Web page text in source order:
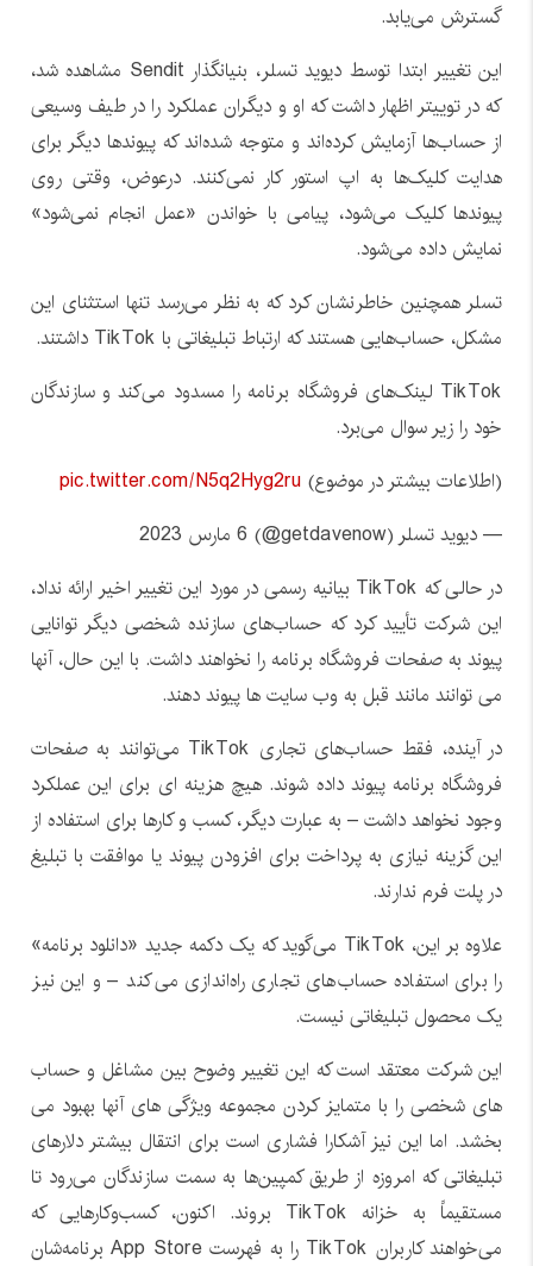
گسترش می‌یابد.
این تغییر ابتدا توسط دیوید تسلر، بنیانگذار Sendit مشاهده شد،
که در توییتر اظهار داشت که او و دیگران عملکرد را در طیف وسیعی
از حساب‌ها آزمایش کرده‌اند و متوجه شده‌اند که پیوندها دیگر برای
هدایت کلیک‌ها به اپ استور کار نمی‌کنند. درعوض، وقتی روی
پیوندها کلیک می‌شود، پیامی با خواندن «عمل انجام نمی‌شود»
نمایش داده می‌شود.
تسلر همچنین خاطرنشان کرد که به نظر می‌رسد تنها استثنای این
مشکل، حساب‌هایی هستند که ارتباط تبلیغاتی با TikTok داشتند.
TikTok لینک‌های فروشگاه برنامه را مسدود می‌کند و سازندگان
خود را زیر سوال می‌برد.
(اطلاعات بیشتر در موضوع) pic.twitter.com/N5q2Hyg2ru
— دیوید تسلر (getdavenow@) 6 مارس 2023
در حالی که TikTok بیانیه رسمی در مورد این تغییر اخیر ارائه نداد،
این شرکت تأیید کرد که حساب‌های سازنده شخصی دیگر توانایی
پیوند به صفحات فروشگاه برنامه را نخواهند داشت. با این حال، آنها
می توانند مانند قبل به وب سایت ها پیوند دهند.
در آینده، فقط حساب‌های تجاری TikTok می‌توانند به صفحات
فروشگاه برنامه پیوند داده شوند. هیچ هزینه ای برای این عملکرد
وجود نخواهد داشت – به عبارت دیگر، کسب و کارها برای استفاده از
این گزینه نیازی به پرداخت برای افزودن پیوند یا موافقت با تبلیغ
در پلت فرم ندارند.
علاوه بر این، TikTok می‌گوید که یک دکمه جدید «دانلود برنامه»
را برای استفاده حساب‌های تجاری راه‌اندازی می‌کند – و این نیز
یک محصول تبلیغاتی نیست.
این شرکت معتقد است که این تغییر وضوح بین مشاغل و حساب
های شخصی را با متمایز کردن مجموعه ویژگی های آنها بهبود می
بخشد. اما این نیز آشکارا فشاری است برای انتقال بیشتر دلارهای
تبلیغاتی که امروزه از طریق کمپین‌ها به سمت سازندگان می‌رود تا
مستقیماً به خزانه TikTok بروند. اکنون، کسب‌وکارهایی که
می‌خواهند کاربران TikTok را به فهرست App Store برنامه‌شان